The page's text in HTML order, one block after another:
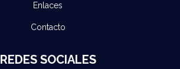
Enlaces
Contacto
REDES SOCIALES